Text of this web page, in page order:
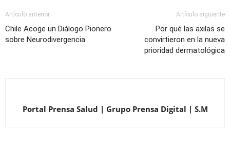
Artículo anterior
Chile Acoge un Diálogo Pionero
sobre Neurodivergencia
Artículo siguiente
Por qué las axilas se
convirtieron en la nueva
prioridad dermatológica
Portal Prensa Salud | Grupo Prensa Digital | S.M